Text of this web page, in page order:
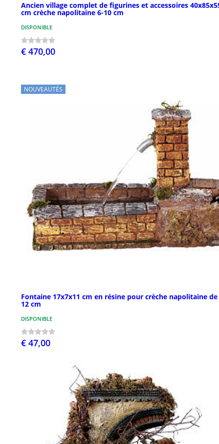
Ancien village complet de figurines et accessoires
cm crèche napolitaine 6-10 cm
DISPONIBLE
€ 470,00
NOUVEAUTÉS
Fontaine 17x7x11 cm en résine pour crèche napolitaine de
12 cm
DISPONIBLE
€ 47,00